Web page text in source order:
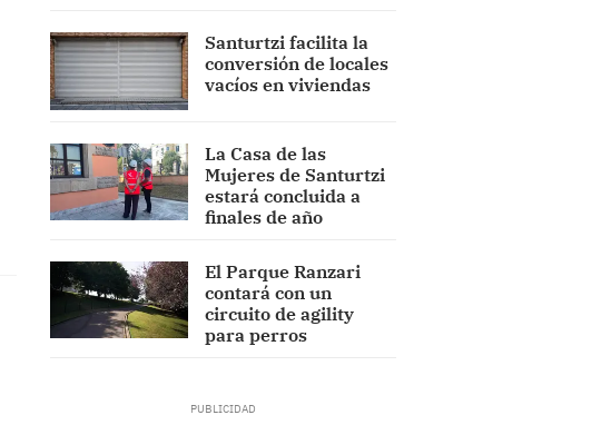
Santurtzi facilita la
conversión de locales
vacíos en viviendas
La Casa de las
Mujeres de Santurtzi
estará concluida a
finales de año
El Parque Ranzari
contará con un
circuito de agility
para perros